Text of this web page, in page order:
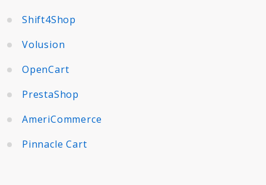
Shift4Shop
Volusion
OpenCart
PrestaShop
AmeriCommerce
Pinnacle Cart